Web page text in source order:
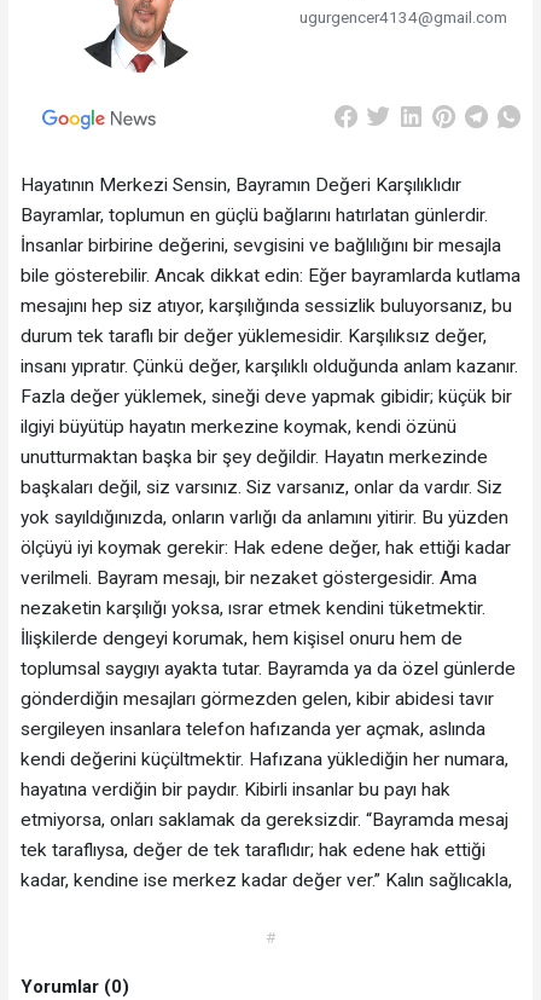
ugurgencer4134@gmail.com
Hayatının Merkezi Sensin, Bayramın Değeri Karşılıklıdır
Bayramlar, toplumun en güçlü bağlarını hatırlatan günlerdir.
İnsanlar birbirine değerini, sevgisini ve bağlılığını bir mesajla
bile gösterebilir. Ancak dikkat edin: Eğer bayramlarda kutlama
mesajını hep siz atıyor, karşılığında sessizlik buluyorsanız, bu
durum tek taraflı bir değer yüklemesidir. Karşılıksız değer,
insanı yıpratır. Çünkü değer, karşılıklı olduğunda anlam kazanır.
Fazla değer yüklemek, sineği deve yapmak gibidir; küçük bir
ilgiyi büyütüp hayatın merkezine koymak, kendi özünü
unutturmaktan başka bir şey değildir. Hayatın merkezinde
başkaları değil, siz varsınız. Siz varsanız, onlar da vardır. Siz
yok sayıldığınızda, onların varlığı da anlamını yitirir. Bu yüzden
ölçüyü iyi koymak gerekir: Hak edene değer, hak ettiği kadar
verilmeli. Bayram mesajı, bir nezaket göstergesidir. Ama
nezaketin karşılığı yoksa, ısrar etmek kendini tüketmektir.
İlişkilerde dengeyi korumak, hem kişisel onuru hem de
toplumsal saygıyı ayakta tutar. Bayramda ya da özel günlerde
gönderdiğin mesajları görmezden gelen, kibir abidesi tavır
sergileyen insanlara telefon hafızanda yer açmak, aslında
kendi değerini küçültmektir. Hafızana yüklediğin her numara,
hayatına verdiğin bir paydır. Kibirli insanlar bu payı hak
etmiyorsa, onları saklamak da gereksizdir. “Bayramda mesaj
tek taraflıysa, değer de tek taraflıdır; hak edene hak ettiği
kadar, kendine ise merkez kadar değer ver.” Kalın sağlıcakla,
#
Yorumlar (0)